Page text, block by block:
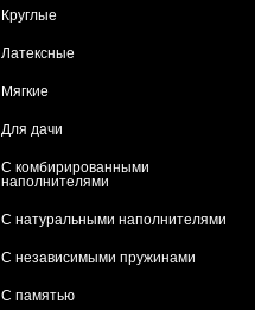
Круглые
Латексные
Мягкие
Для дачи
С комбирированными
наполнителями
С натуральными наполнителями
С независимыми пружинами
С памятью